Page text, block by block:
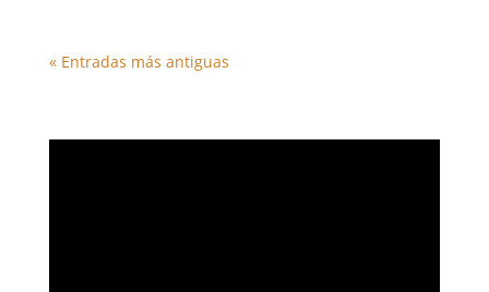
« Entradas más antiguas